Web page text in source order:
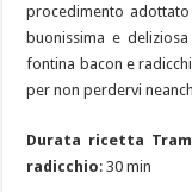
procedimento
buonissima e
fontina bacon e
per non perdervi
Durata ricetta
radicchio: 30 min